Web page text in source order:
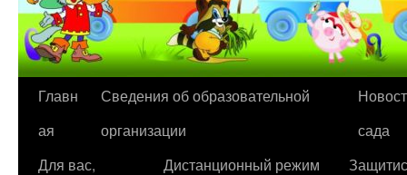
Перейти
содержимому
Главн
ая
Сведения об образовательной
организации
сада
Для вас,
Дистанционный режим